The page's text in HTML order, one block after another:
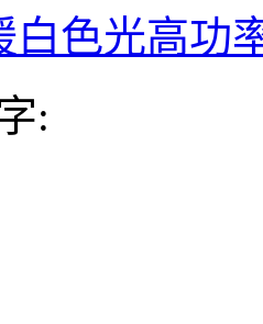
白色光高功
: